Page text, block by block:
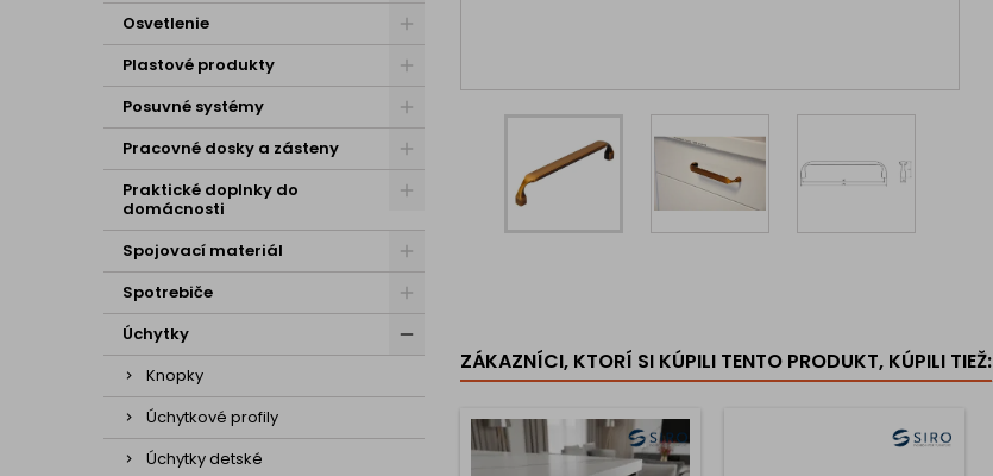
Osvetlenie
Plastové produkty
Posuvné systémy
Pracovné dosky a zásteny
Praktické doplnky do
domácnosti
Spojovací materiál
Spotrebiče
Úchytky
Knopky
Úchytkové profily
Úchytky detské
ZÁKAZNÍCI, KTORÍ SI KÚPILI TENTO PRODUKT, KÚPILI TIEŽ: